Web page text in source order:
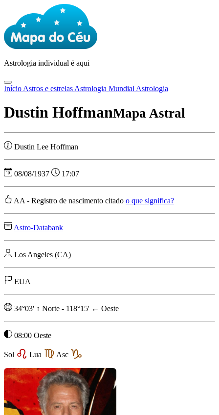
Astrologia individual é aqui
Início Astros e estrelas Astrologia Mundial Astrologia
Dustin HoffmanMapa Astral
Dustin Lee Hoffman
08/08/1937 17:07
AA - Registro de nascimento citado o que significa?
Astro-Databank
Los Angeles (CA)
EUA
34°03' ↑ Norte - 118°15' ← Oeste
08:00 Oeste
Sol Lua Asc